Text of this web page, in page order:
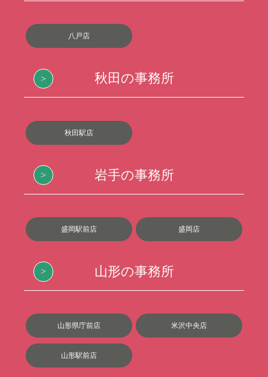
八戸店
秋田の事務所
秋田駅店
岩手の事務所
盛岡駅前店 盛岡店
山形の事務所
山形県庁前店 米沢中央店
山形駅前店